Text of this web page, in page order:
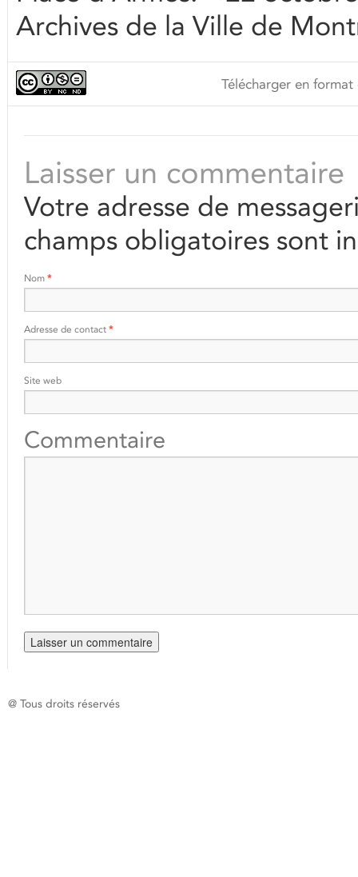
Archives de la Ville de
Télécharger en
Laisser un commentaire
Votre adresse de
champs obligatoires sont
Nom *
Adresse de contact *
Site web
Commentaire
@ Tous droits réservés